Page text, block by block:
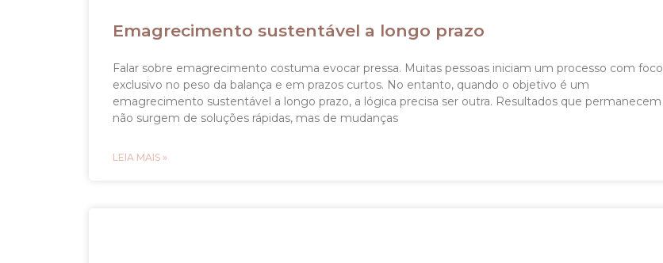
Emagrecimento sustentável a longo prazo
Falar sobre emagrecimento costuma evocar pressa. Muitas pessoas iniciam um processo com foco
exclusivo no peso da balança e em prazos curtos. No entanto, quando o objetivo é um
emagrecimento sustentável a longo prazo, a lógica precisa ser outra. Resultados que permanecem
não surgem de soluções rápidas, mas de mudanças
LEIA MAIS »